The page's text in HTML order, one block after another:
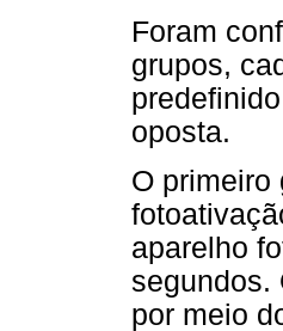
Foram
grupos,
oposta.
O primeiro
aparelho
segundos.
por meio